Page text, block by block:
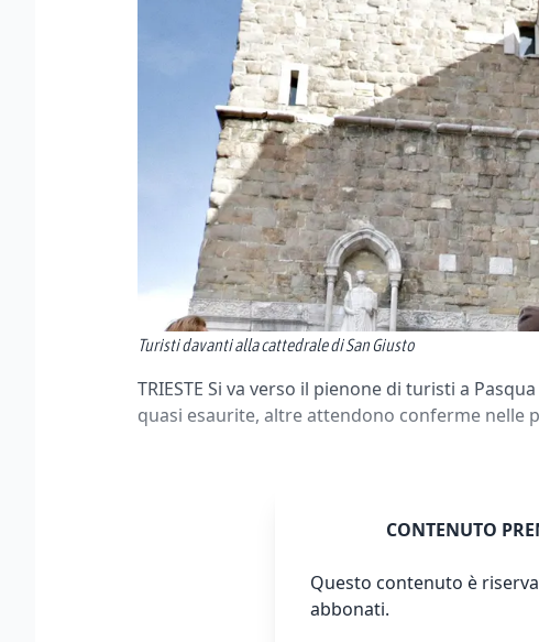
Turisti davanti alla cattedrale di San Giusto
TRIESTE Si va verso il pienone di turisti a
quasi esaurite, altre attendono conferme nelle
CONTENUTO
Questo contenuto è
abbonati.